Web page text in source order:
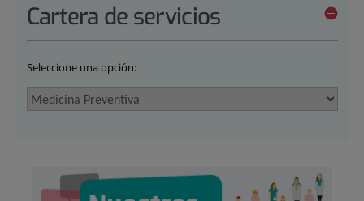
Cartera de servicios
Seleccione una opción: